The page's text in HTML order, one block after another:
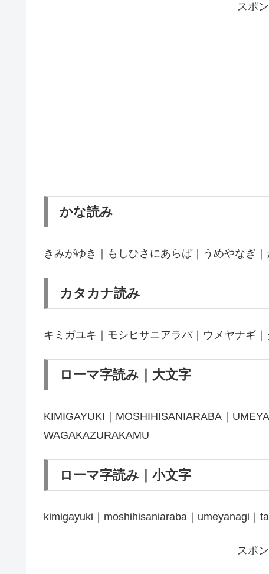
スポ
かな読み
きみがゆき｜もしひさにあらば｜うめやなぎ
カタカナ読み
キミガユキ｜モシヒサニアラバ｜ウメヤナギ
ローマ字読み｜大文字
KIMIGAYUKI｜MOSHIHISANIARABA｜
WAGAKAZURAKAMU
ローマ字読み｜小文字
kimigayuki｜moshihisaniaraba｜umeyanagi｜
スポ